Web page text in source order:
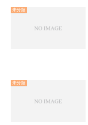
未分類
未分類